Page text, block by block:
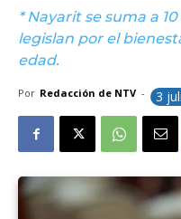
* Nayarit se suma a
legislan por el
edad.
Por Redacción de NTV - 3